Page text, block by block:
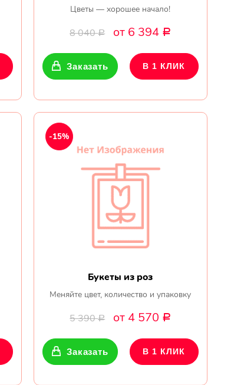
Цветы — хорошее начало!
8 040Р от 6 394 Р
Заказать В 1 КЛИК
Букеты из роз
Меняйте цвет, количество и упаковку
5 390Р от 4 570 Р
-15%
Заказать В 1 КЛИК